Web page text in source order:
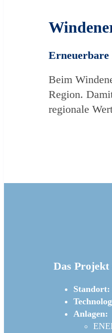
Erneuerbare
Beim
Region.
regionale
Das
Standort:
Anlagen: